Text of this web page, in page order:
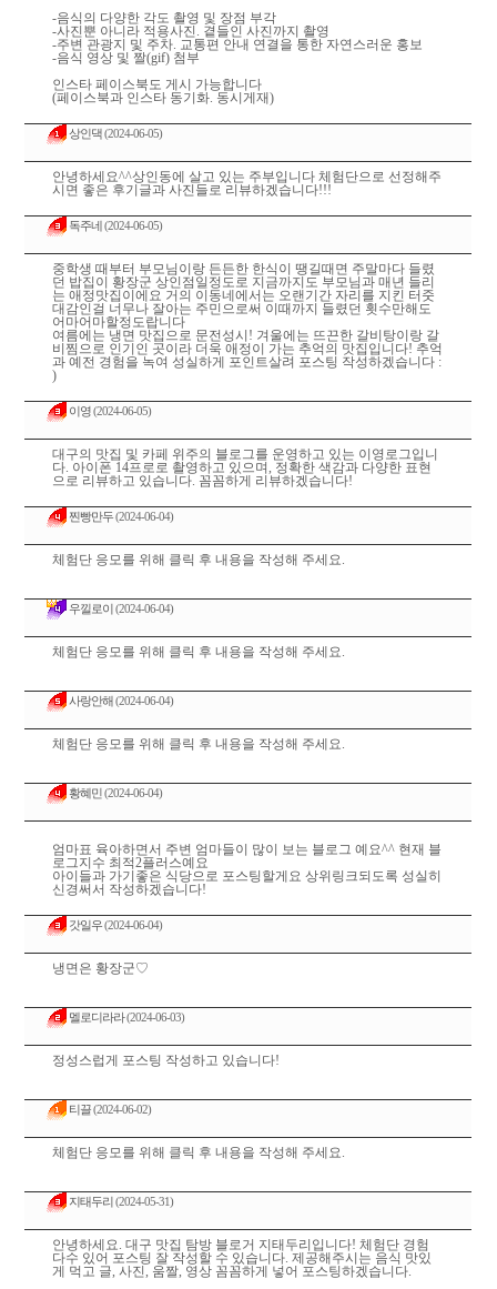
-음식의 다양한 각도 촬영 및 장점 부각
-사진뿐 아니라 적용사진. 곁들인 사진까지 촬영
-주변 관광지 및 주차. 교통편 안내 연결을 통한 자연스러운 홍보
-음식 영상 및 짤(gif) 첨부
인스타 페이스북도 게시 가능합니다
(페이스북과 인스타 동기화. 동시게재)
상인댁(2024-06-05)
안녕하세요^^상인동에 살고 있는 주부입니다 체험단으로 선정해주
시면 좋은 후기글과 사진들로 리뷰하겠습니다!!!
독주네(2024-06-05)
중학생 때부터 부모님이랑 든든한 한식이 땡길때면 주말마다 들렸
던 밥집이 황장군 상인점일정도로 지금까지도 부모님과 매년 들리
는 애정맛집이에요 거의 이동네에서는 오랜기간 자리를 지킨 터줏
대감인걸 너무나 잘아는 주민으로써 이때까지 들렸던 횟수만해도
어마어마할정도랍니다
여름에는 냉면 맛집으로 문전성시! 겨울에는 뜨끈한 갈비탕이랑 갈
비찜으로 인기인 곳이라 더욱 애정이 가는 추억의 맛집입니다! 추억
과 예전 경험을 녹여 성실하게 포인트살려 포스팅 작성하겠습니다 :
)
이영(2024-06-05)
대구의 맛집 및 카페 위주의 블로그를 운영하고 있는 이영로그입니
다. 아이폰 14프로로 촬영하고 있으며, 정확한 색감과 다양한 표현
으로 리뷰하고 있습니다. 꼼꼼하게 리뷰하겠습니다!
찐빵만두(2024-06-04)
체험단 응모를 위해 클릭 후 내용을 작성해 주세요.
우낄로이(2024-06-04)
체험단 응모를 위해 클릭 후 내용을 작성해 주세요.
사랑안해(2024-06-04)
체험단 응모를 위해 클릭 후 내용을 작성해 주세요.
황혜민(2024-06-04)
엄마표 육아하면서 주변 엄마들이 많이 보는 블로그 예요^^ 현재 블
로그지수 최적2플러스예요
아이들과 가기좋은 식당으로 포스팅할게요 상위링크되도록 성실히
신경써서 작성하겠습니다!
갓일우(2024-06-04)
냉면은 황장군♡
멜로디라라(2024-06-03)
정성스럽게 포스팅 작성하고 있습니다!
티끌(2024-06-02)
체험단 응모를 위해 클릭 후 내용을 작성해 주세요.
지태두리(2024-05-31)
안녕하세요. 대구 맛집 탐방 블로거 지태두리입니다! 체험단 경험
다수 있어 포스팅 잘 작성할 수 있습니다. 제공해주시는 음식 맛있
게 먹고 글, 사진, 움짤, 영상 꼼꼼하게 넣어 포스팅하겠습니다.